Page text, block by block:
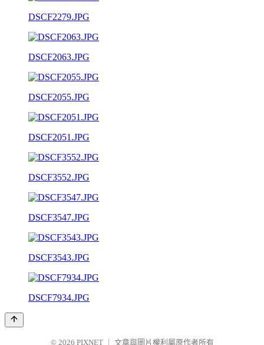
DSCF2279.JPG
DSCF2063.JPG
DSCF2055.JPG
DSCF2051.JPG
DSCF3552.JPG
DSCF3547.JPG
DSCF3543.JPG
DSCF7934.JPG
© 2026 PIXNET 文章與圖片權利屬原作者所有